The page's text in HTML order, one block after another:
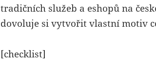
tradičních služeb a eshopů na
dovoluje si vytvořit vlastní motiv
[checklist]